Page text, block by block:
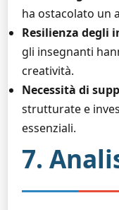
ha ostacolato un
Resilienza degli
gli insegnanti
creatività.
Necessità di
strutturate e
essenziali.
7.